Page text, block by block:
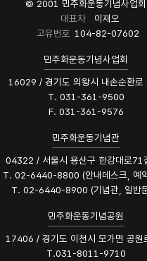
© 2001 민주화운동기념사업회
대표자
이재오
고유번호 104-82-07602
민주화운동기념사업회
16029 / 경기도 의왕시 내손순환로
T. 031-361-9500
F. 031-361-9576
민주화운동기념관
04322 / 서울시 용산구 한강대로71
T. 02-6440-8800 (안내데스크, 예
T. 02-6440-8900 (기념관, 일반
민주화운동기념공원
17406 / 경기도 이천시 모가면 공원
T.031-8011-9710